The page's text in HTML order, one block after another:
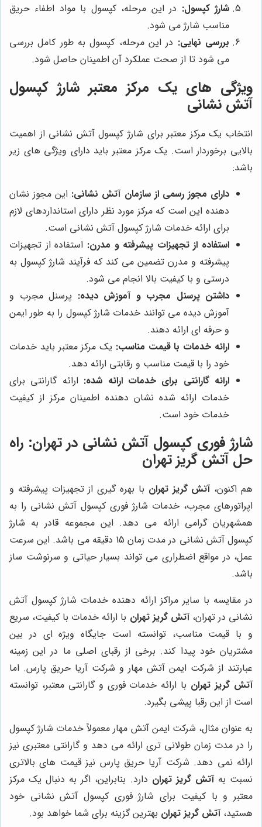
شارژ کپسول: در این مرحله، کپسول با مواد اطفاء حریق
مناسب شارژ می شود.
بررسی نهایی: در این مرحله، کپسول به طور کامل بررسی
می شود تا از صحت عملکرد آن اطمینان حاصل شود.
ویژگی های یک مرکز معتبر شارژ کپسول
آتش نشانی
انتخاب یک مرکز معتبر برای شارژ کپسول آتش نشانی از اهمیت
بالایی برخوردار است. یک مرکز معتبر باید دارای ویژگی های زیر
باشد:
دارای مجوز رسمی از سازمان آتش نشانی: این مجوز نشان
دهنده این است که مرکز مورد نظر دارای استانداردهای لازم
برای ارائه خدمات شارژ کپسول آتش نشانی است.
استفاده از تجهیزات پیشرفته و مدرن: استفاده از تجهیزات
پیشرفته و مدرن تضمین می کند که فرآیند شارژ کپسول به
درستی و با کیفیت بالا انجام می شود.
داشتن پرسنل مجرب و آموزش دیده: پرسنل مجرب و
آموزش دیده می توانند خدمات شارژ کپسول را به طور ایمن
و حرفه ای ارائه دهند.
ارائه خدمات با قیمت مناسب: یک مرکز معتبر باید خدمات
خود را با قیمت مناسب و رقابتی ارائه دهد.
ارائه گارانتی برای خدمات ارائه شده: ارائه گارانتی برای
خدمات ارائه شده نشان دهنده اطمینان مرکز از کیفیت
خدمات خود است.
شارژ فوری کپسول آتش نشانی در تهران: راه
حل آتش گریز تهران
هم اکنون،آتش گریز تهران با بهره گیری از تجهیزات پیشرفته و
اپراتورهای مجرب، خدمات شارژ فوری کپسول آتش نشانی را به
همشهریان گرامی ارائه می دهد. این مجموعه قادر به شارژ
کپسول آتش نشانی در مدت زمان 15 دقیقه می باشد. این سرعت
عمل، در مواقع اضطراری می تواند بسیار حیاتی و سرنوشت ساز
باشد.
در مقایسه با سایر مراکز ارائه دهنده خدمات شارژ کپسول آتش
نشانی در تهران،آتش گریز تهران با ارائه خدمات با کیفیت، سریع
و با قیمت مناسب، توانسته است جایگاه ویژه ای در بین
مشتریان خود پیدا کند. برخی از رقبای اصلی ما در این زمینه
عبارتند از شرکت ایمن آتش مهار و شرکت آریا حریق پارس. اما
آتش گریز تهران با ارائه خدمات فوری و گارانتی معتبر، توانسته
است از این رقبا پیشی بگیرد.
به عنوان مثال، شرکت ایمن آتش مهار معمولاً خدمات شارژ کپسول
را در مدت زمان طولانی تری ارائه می دهد و گارانتی معتبری نیز
ارائه نمی دهد. شرکت آریا حریق پارس نیز قیمت های بالاتری
نسبت بهآتش گریز تهران دارد. بنابراین، اگر به دنبال یک مرکز
معتبر و با کیفیت برای شارژ فوری کپسول آتش نشانی خود
هستید،آتش گریز تهران بهترین گزینه برای شما خواهد بود.